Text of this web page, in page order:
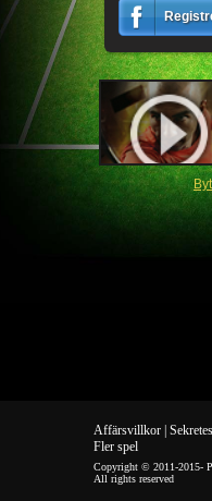
Affärsvillkor |
Fler spel
Copyright © 2011-2015-
All rights reserved